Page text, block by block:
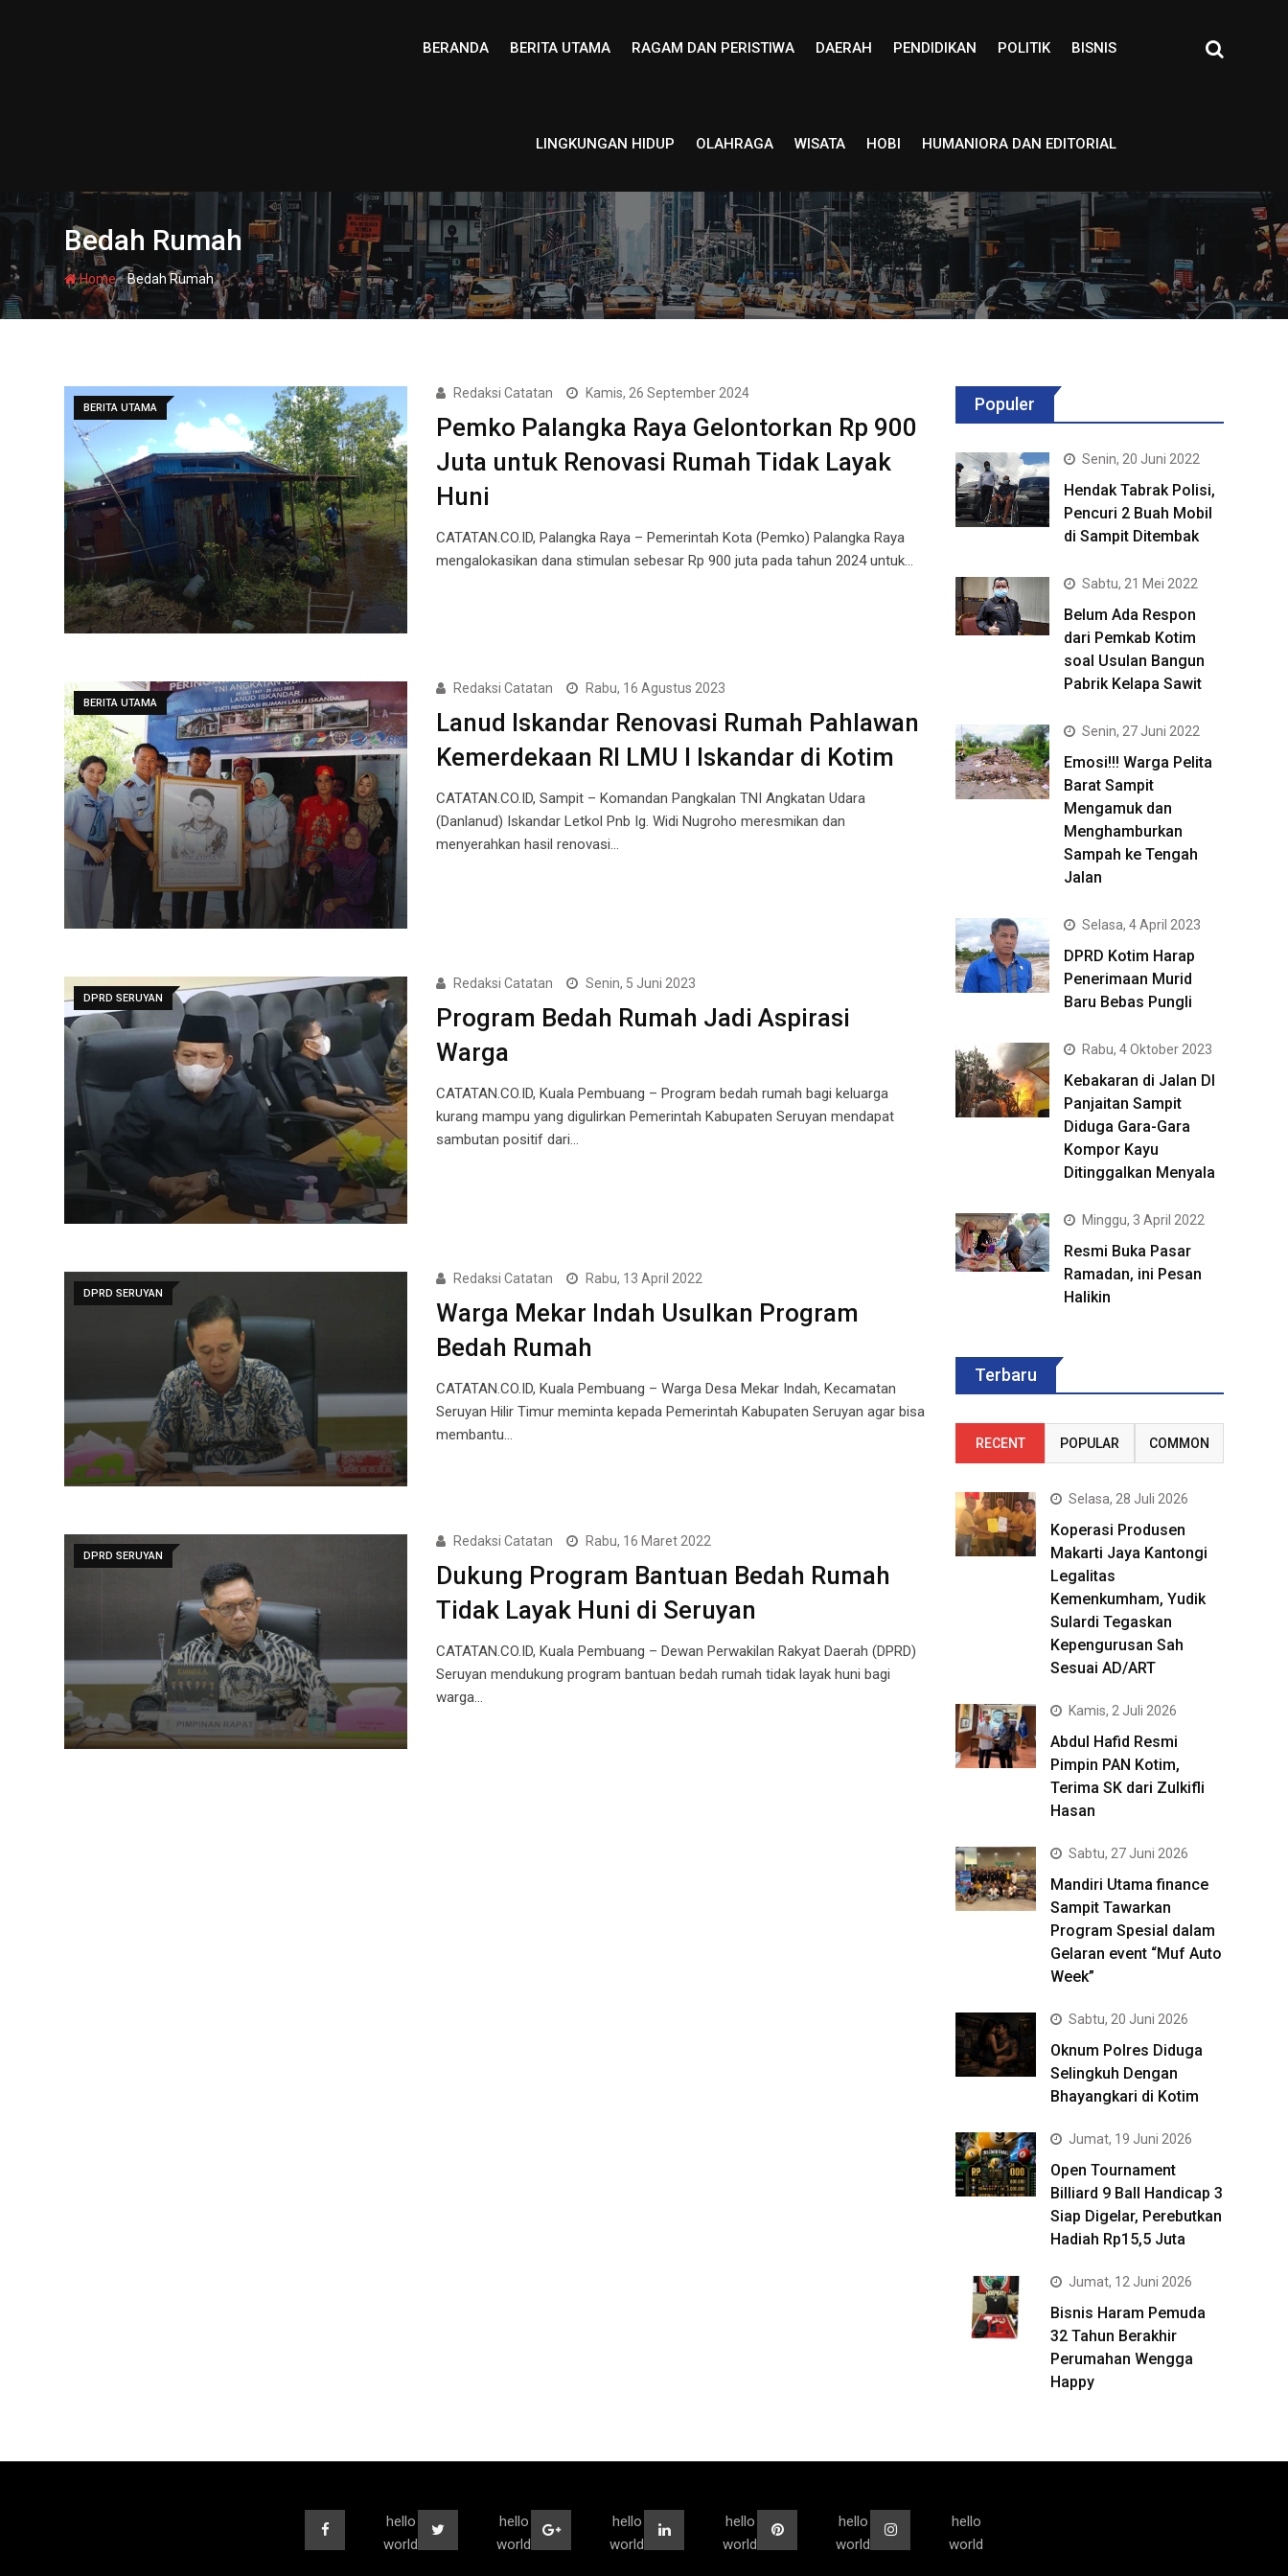
BERANDA BERITA UTAMA RAGAM DAN PERISTIWA DAERAH PENDIDIKAN POLITIK BISNIS
LINGKUNGAN HIDUP OLAHRAGA WISATA HOBI HUMANIORA DAN EDITORIAL
Bedah Rumah
Home-Bedah Rumah
BERITA UTAMA
Redaksi Catatan Kamis, 26 September 2024
Pemko Palangka Raya Gelontorkan Rp 900
Juta untuk Renovasi Rumah Tidak Layak
Huni
CATATAN.CO.ID, Palangka Raya – Pemerintah Kota (Pemko) Palangka Raya
mengalokasikan dana stimulan sebesar Rp 900 juta pada tahun 2024 untuk…
BERITA UTAMA
Redaksi Catatan Rabu, 16 Agustus 2023
Lanud Iskandar Renovasi Rumah Pahlawan
Kemerdekaan RI LMU I Iskandar di Kotim
CATATAN.CO.ID, Sampit – Komandan Pangkalan TNI Angkatan Udara
(Danlanud) Iskandar Letkol Pnb Ig. Widi Nugroho meresmikan dan
menyerahkan hasil renovasi…
DPRD SERUYAN
Redaksi Catatan Senin, 5 Juni 2023
Program Bedah Rumah Jadi Aspirasi
Warga
CATATAN.CO.ID, Kuala Pembuang – Program bedah rumah bagi keluarga
kurang mampu yang digulirkan Pemerintah Kabupaten Seruyan mendapat
sambutan positif dari…
DPRD SERUYAN
Redaksi Catatan Rabu, 13 April 2022
Warga Mekar Indah Usulkan Program
Bedah Rumah
CATATAN.CO.ID, Kuala Pembuang – Warga Desa Mekar Indah, Kecamatan
Seruyan Hilir Timur meminta kepada Pemerintah Kabupaten Seruyan agar bisa
membantu…
DPRD SERUYAN
Redaksi Catatan Rabu, 16 Maret 2022
Dukung Program Bantuan Bedah Rumah
Tidak Layak Huni di Seruyan
CATATAN.CO.ID, Kuala Pembuang – Dewan Perwakilan Rakyat Daerah (DPRD)
Seruyan mendukung program bantuan bedah rumah tidak layak huni bagi
warga…
Populer
Senin, 20 Juni 2022
Hendak Tabrak Polisi,
Pencuri 2 Buah Mobil
di Sampit Ditembak
Sabtu, 21 Mei 2022
Belum Ada Respon
dari Pemkab Kotim
soal Usulan Bangun
Pabrik Kelapa Sawit
Senin, 27 Juni 2022
Emosi!!! Warga Pelita
Barat Sampit
Mengamuk dan
Menghamburkan
Sampah ke Tengah
Jalan
Selasa, 4 April 2023
DPRD Kotim Harap
Penerimaan Murid
Baru Bebas Pungli
Rabu, 4 Oktober 2023
Kebakaran di Jalan DI
Panjaitan Sampit
Diduga Gara-Gara
Kompor Kayu
Ditinggalkan Menyala
Minggu, 3 April 2022
Resmi Buka Pasar
Ramadan, ini Pesan
Halikin
Terbaru
RECENT POPULAR COMMON
Selasa, 28 Juli 2026
Koperasi Produsen
Makarti Jaya Kantongi
Legalitas
Kemenkumham, Yudik
Sulardi Tegaskan
Kepengurusan Sah
Sesuai AD/ART
Kamis, 2 Juli 2026
Abdul Hafid Resmi
Pimpin PAN Kotim,
Terima SK dari Zulkifli
Hasan
Sabtu, 27 Juni 2026
Mandiri Utama finance
Sampit Tawarkan
Program Spesial dalam
Gelaran event “Muf Auto
Week”
Sabtu, 20 Juni 2026
Oknum Polres Diduga
Selingkuh Dengan
Bhayangkari di Kotim
Jumat, 19 Juni 2026
Open Tournament
Billiard 9 Ball Handicap 3
Siap Digelar, Perebutkan
Hadiah Rp15,5 Juta
Jumat, 12 Juni 2026
Bisnis Haram Pemuda
32 Tahun Berakhir
Perumahan Wengga
Happy
hello
world
hello
world
hello
world
hello
world
hello
world
hello
world